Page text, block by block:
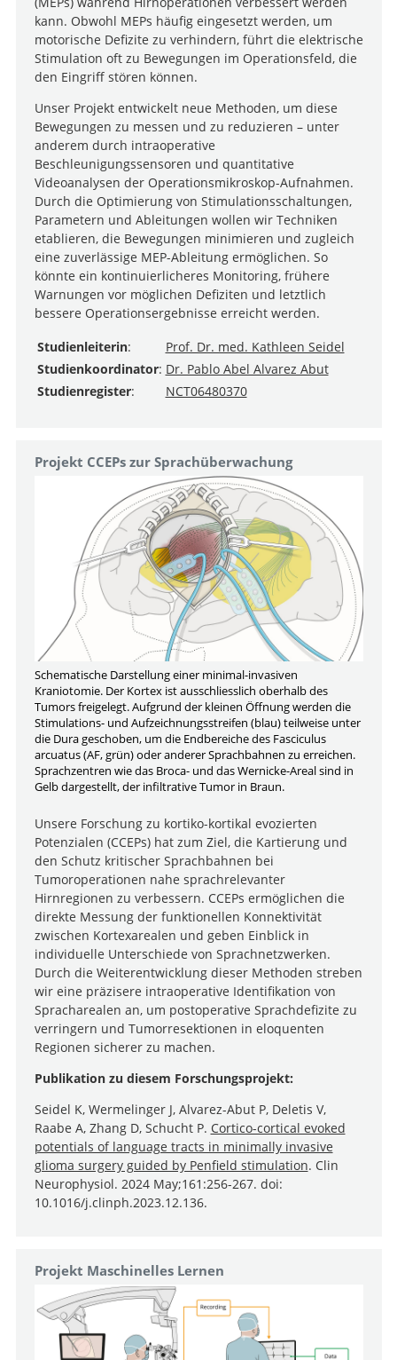
kann. Obwohl MEPs häufig eingesetzt werden, um
motorische Defizite zu verhindern, führt die elektrische
Stimulation oft zu Bewegungen im Operationsfeld, die
den Eingriff stören können.
Unser Projekt entwickelt neue Methoden, um diese
Bewegungen zu messen und zu reduzieren – unter
anderem durch intraoperative
Beschleunigungssensoren und quantitative
Videoanalysen der Operationsmikroskop-Aufnahmen.
Durch die Optimierung von Stimulationsschaltungen,
Parametern und Ableitungen wollen wir Techniken
etablieren, die Bewegungen minimieren und zugleich
eine zuverlässige MEP-Ableitung ermöglichen. So
könnte ein kontinuierlicheres Monitoring, frühere
Warnungen vor möglichen Defiziten und letztlich
bessere Operationsergebnisse erreicht werden.
Studienleiterin:
Prof. Dr. med. Kathleen Seidel
Studienkoordinator: Dr. Pablo Abel Alvarez Abut
Studienregister: NCT06480370
Projekt CCEPs zur Sprachüberwachung
Schematische Darstellung einer minimal-invasiven
Kraniotomie. Der Kortex ist ausschliesslich oberhalb des
Tumors freigelegt. Aufgrund der kleinen Öffnung werden die
Stimulations- und Aufzeichnungsstreifen (blau) teilweise unter
die Dura geschoben, um die Endbereiche des Fasciculus
arcuatus (AF, grün) oder anderer Sprachbahnen zu erreichen.
Sprachzentren wie das Broca- und das Wernicke-Areal sind in
Gelb dargestellt, der infiltrative Tumor in Braun.
Unsere Forschung zu kortiko-kortikal evozierten
Potenzialen (CCEPs) hat zum Ziel, die Kartierung und
den Schutz kritischer Sprachbahnen bei
Tumoroperationen nahe sprachrelevanter
Hirnregionen zu verbessern. CCEPs ermöglichen die
direkte Messung der funktionellen Konnektivität
zwischen Kortexarealen und geben Einblick in
individuelle Unterschiede von Sprachnetzwerken.
Durch die Weiterentwicklung dieser Methoden streben
wir eine präzisere intraoperative Identifikation von
Spracharealen an, um postoperative Sprachdefizite zu
verringern und Tumorresektionen in eloquenten
Regionen sicherer zu machen.
Publikation zu diesem Forschungsprojekt:
Seidel K, Wermelinger J, Alvarez-Abut P, Deletis V,
Raabe A, Zhang D, Schucht P. Cortico-cortical evoked
potentials of language tracts in minimally invasive
glioma surgery guided by Penfield stimulation. Clin
Neurophysiol. 2024 May;161:256-267. doi:
10.1016/j.clinph.2023.12.136.
Projekt Maschinelles Lernen